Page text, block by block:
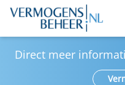
Direct meer